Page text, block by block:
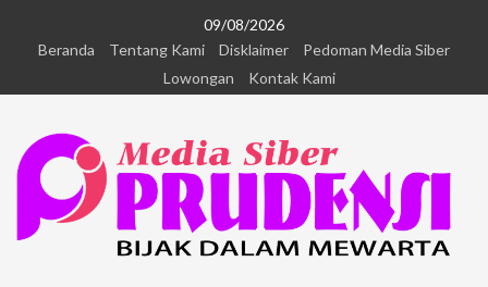
09/08/2026
Beranda
Tentang Kami Disklaimer
Pedoman Media Siber
Lowongan
Kontak Kami